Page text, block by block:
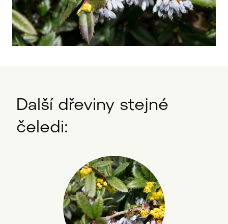
Další dřeviny stejné
čeledi: